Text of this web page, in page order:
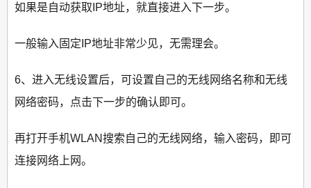
如果是自动获取IP地址，就直接进入下一步。
一般输入固定IP地址非常少见，无需理会。
6、进入无线设置后，可设置自己的无线网络名称和无线
网络密码，点击下一步的确认即可。
再打开手机WLAN搜索自己的无线网络，输入密码，即可
连接网络上网。